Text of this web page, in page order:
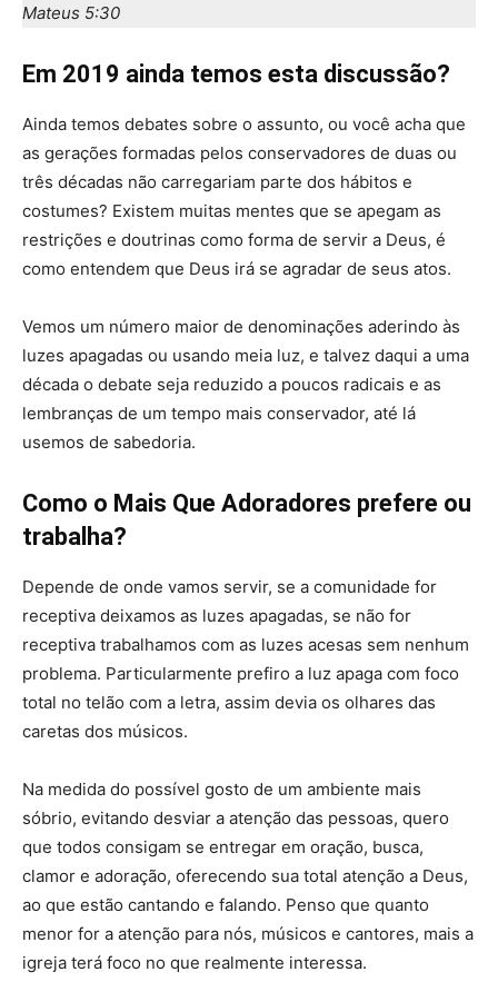
Mateus 5:30
Em 2019 ainda temos esta discussão?
Ainda temos debates sobre o assunto, ou você acha que
as gerações formadas pelos conservadores de duas ou
três décadas não carregariam parte dos hábitos e
costumes? Existem muitas mentes que se apegam as
restrições e doutrinas como forma de servir a Deus, é
como entendem que Deus irá se agradar de seus atos.
Vemos um número maior de denominações aderindo às
luzes apagadas ou usando meia luz, e talvez daqui a uma
década o debate seja reduzido a poucos radicais e as
lembranças de um tempo mais conservador, até lá
usemos de sabedoria.
Como o Mais Que Adoradores prefere ou
trabalha?
Depende de onde vamos servir, se a comunidade for
receptiva deixamos as luzes apagadas, se não for
receptiva trabalhamos com as luzes acesas sem nenhum
problema. Particularmente prefiro a luz apaga com foco
total no telão com a letra, assim devia os olhares das
caretas dos músicos.
Na medida do possível gosto de um ambiente mais
sóbrio, evitando desviar a atenção das pessoas, quero
que todos consigam se entregar em oração, busca,
clamor e adoração, oferecendo sua total atenção a Deus,
ao que estão cantando e falando. Penso que quanto
menor for a atenção para nós, músicos e cantores, mais a
igreja terá foco no que realmente interessa.